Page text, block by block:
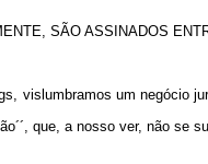
SÃO ASSINADOS
vislumbramos um negócio
que, a nosso ver, não se